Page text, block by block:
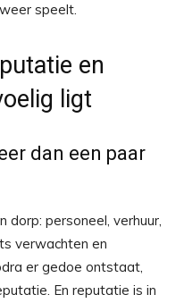
speelt.
en
ligt
dan een paar
dorp: personeel, verhuur,
verwachten en
er gedoe ontstaat,
En reputatie is in